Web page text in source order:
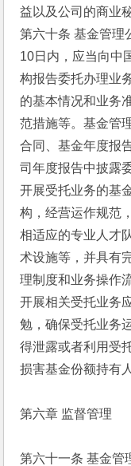
益以及公司的商业
第六十条 基金管理
10日内，应当向中
构报告委托办理业
的基本情况和业务
范措施等。基金管
合同、基金年度报
司年度报告中披露
开展受托业务的基
构，经营运作规范
相适应的专业人才
术设施等，并具有
理制度和业务操作
开展相关受托业务
勉，确保受托业务
得泄露或者利用受
损害基金份额持有
第六章 监督管理
第六十一条 基金管